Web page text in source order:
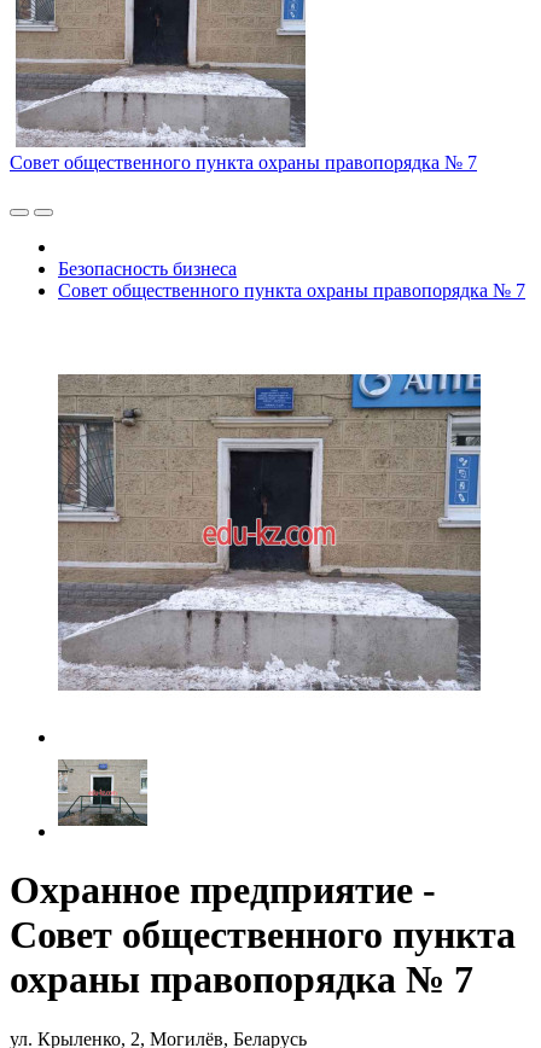
Совет общественного пункта охраны правопорядка № 7
Безопасность бизнеса
Совет общественного пункта охраны правопорядка № 7
Охранное предприятие -
Совет общественного пункта
охраны правопорядка № 7
ул. Крыленко, 2, Могилёв, Беларусь